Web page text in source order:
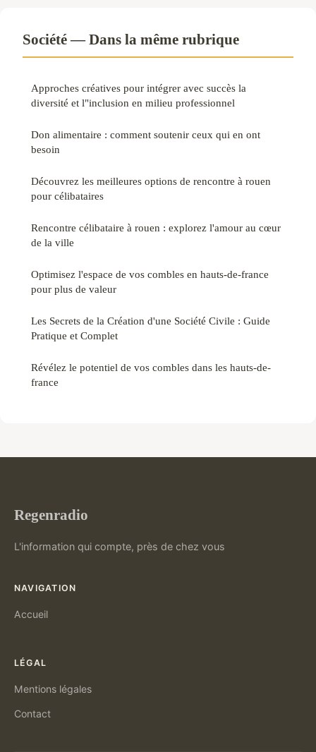
Société — Dans la même rubrique
Approches créatives pour intégrer avec succès la
diversité et l"inclusion en milieu professionnel
Don alimentaire : comment soutenir ceux qui en ont
besoin
Découvrez les meilleures options de rencontre à rouen
pour célibataires
Rencontre célibataire à rouen : explorez l'amour au cœur
de la ville
Optimisez l'espace de vos combles en hauts-de-france
pour plus de valeur
Les Secrets de la Création d'une Société Civile : Guide
Pratique et Complet
Révélez le potentiel de vos combles dans les hauts-de-
france
Regenradio
L'information qui compte, près de chez vous
NAVIGATION
Accueil
LÉGAL
Mentions légales
Contact